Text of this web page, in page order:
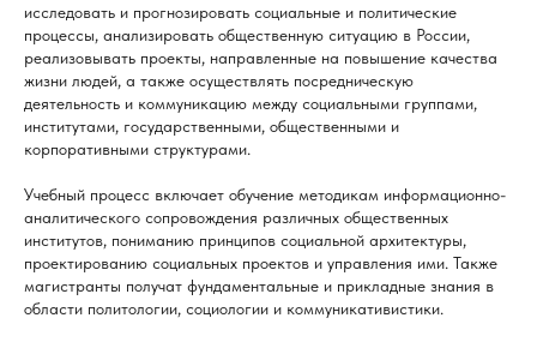
исследовать и прогнозировать социальные и политические
процессы, анализировать общественную ситуацию в России,
реализовывать проекты, направленные на повышение качества
жизни людей, а также осуществлять посредническую
деятельность и коммуникацию между социальными группами,
институтами, государственными, общественными и
корпоративными структурами.
Учебный процесс включает обучение методикам информационно-
аналитического сопровождения различных общественных
институтов, пониманию принципов социальной архитектуры,
проектированию социальных проектов и управления ими. Также
магистранты получат фундаментальные и прикладные знания в
области политологии, социологии и коммуникативистики.